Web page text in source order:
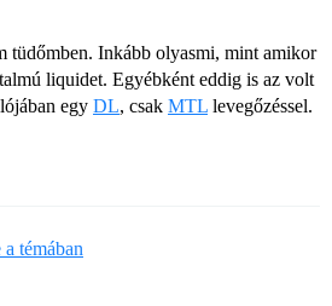
tüdőmben. Inkább olyasmi, mint amikor
liquidet. Egyébként eddig is az volt
egy DL, csak MTL levegőzéssel.
témában